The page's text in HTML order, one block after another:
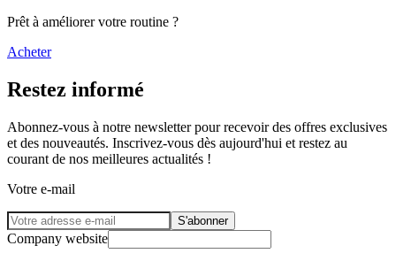
Prêt à améliorer votre routine ?
Acheter
Restez informé
Abonnez-vous à notre newsletter pour recevoir des offres exclusives
et des nouveautés. Inscrivez-vous dès aujourd'hui et restez au
courant de nos meilleures actualités !
Votre e-mail
S'abonner
Company website